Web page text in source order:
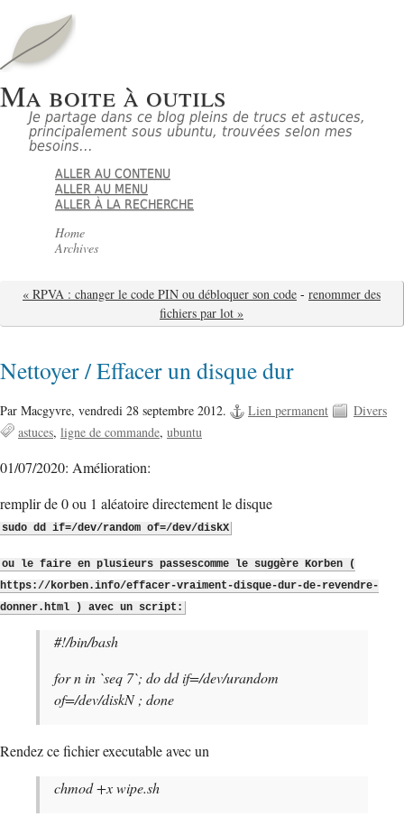
Ma boite à outils
Je partage dans ce blog pleins de trucs et astuces,
principalement sous ubuntu, trouvées selon mes
besoins...
ALLER AU CONTENU
ALLER AU MENU
ALLER À LA RECHERCHE
Home
Archives
« RPVA : changer le code PIN ou débloquer son code - renommer des
fichiers par lot »
Nettoyer / Effacer un disque dur
Par Macgyvre, vendredi 28 septembre 2012. Lien permanent
Divers
astuces ligne de commande ubuntu
01/07/2020: Amélioration:
remplir de 0 ou 1 aléatoire directement le disque
sudo dd if=/dev/random of=/dev/diskX
ou le faire en plusieurs passescomme le suggère Korben (
https://korben.info/effacer-vraiment-disque-dur-de-revendre-
donner.html ) avec un script:
#!/bin/bash
for n in `seq 7`; do dd if=/dev/urandom
of=/dev/diskN ; done
Rendez ce fichier executable avec un
chmod +x wipe.sh